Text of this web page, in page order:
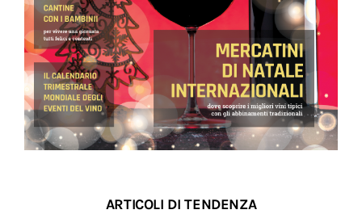
ARTICOLI DI TENDENZA